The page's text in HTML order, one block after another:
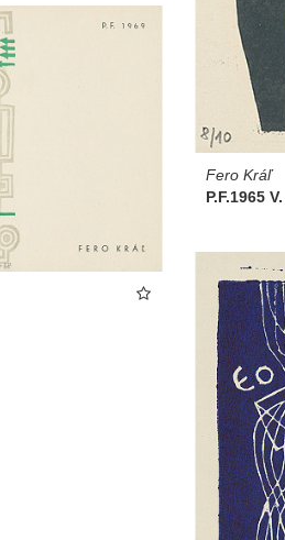
Fero Kráľ
P.F.1965 V.